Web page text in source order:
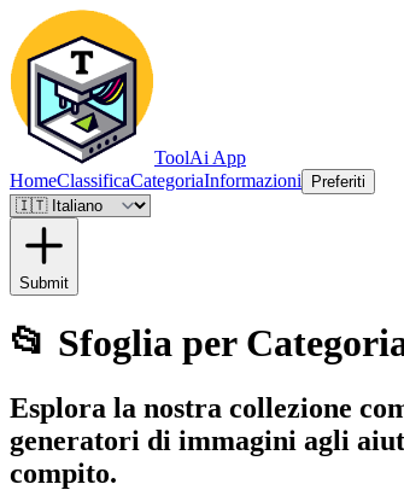
ToolAi App
HomeClassificaCategoriaInformazioni Preferiti
Submit
📂 Sfoglia per
Esplora la nostra collezione
generatori di immagini agli
compito.